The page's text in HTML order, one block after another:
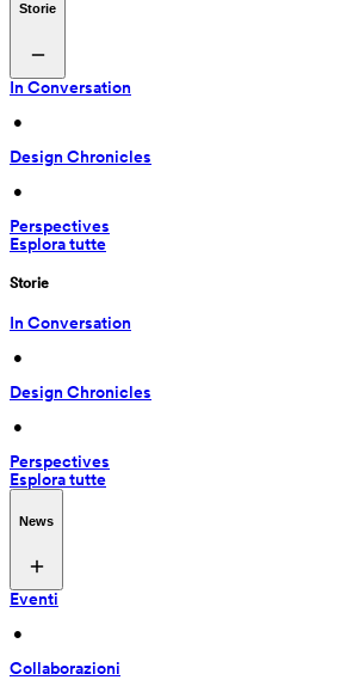
Storie
In Conversation
•
Design Chronicles
•
Perspectives
Esplora tutte
Storie
In Conversation
•
Design Chronicles
•
Perspectives
Esplora tutte
News
Eventi
•
Collaborazioni